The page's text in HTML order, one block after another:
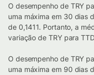
O desempenho de TRY
uma máxima em 30 dias
de 0,1411. Portanto, a
variação de TRY para
O desempenho de TRY
uma máxima em 90 dias